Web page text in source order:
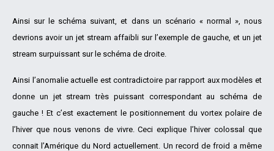
Ainsi sur le schéma suivant, et dans un scénario « normal », nous
devrions avoir un jet stream affaibli sur l’exemple de gauche, et un jet
stream surpuissant sur le schéma de droite.
Ainsi l’anomalie actuelle est contradictoire par rapport aux modèles et
donne un jet stream très puissant correspondant au schéma de
gauche ! Et c’est exactement le positionnement du vortex polaire de
l’hiver que nous venons de vivre. Ceci explique l’hiver colossal que
connait l’Amérique du Nord actuellement. Un record de froid a même